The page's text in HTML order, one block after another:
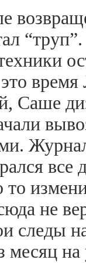
это
Саше
все
то
не
следы
месяц